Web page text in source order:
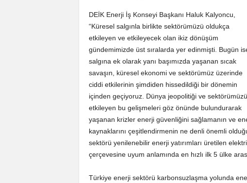
DEİK Enerji İş Konseyi Başkanı Haluk Kalyoncu,
“Küresel salgınla birlikte sektörümüzü oldukça
etkileyen ve etkileyecek olan ikiz dönüşüm
gündemimizde üst sıralarda yer edinmişti. Bugün
salgına ek olarak yanı başımızda yaşanan sıcak
savaşın, küresel ekonomi ve sektörümüz üzerinde
ciddi etkilerinin şimdiden hissedildiği bir dönemin
içinden geçiyoruz. Dünya jeopolitiği ve sektörümüzü
etkileyen bu gelişmeleri göz önünde bulundurarak
yaşanan krizler enerji güvenliğini sağlamanın ve
kaynaklarını çeşitlendirmenin ne denli önemli
sektörü yenilenebilir enerji yatırımları üretilen
çerçevesine uyum anlamında en hızlı ilk 5 ülke
Türkiye enerji sektörü karbonsuzlaşma yolunda